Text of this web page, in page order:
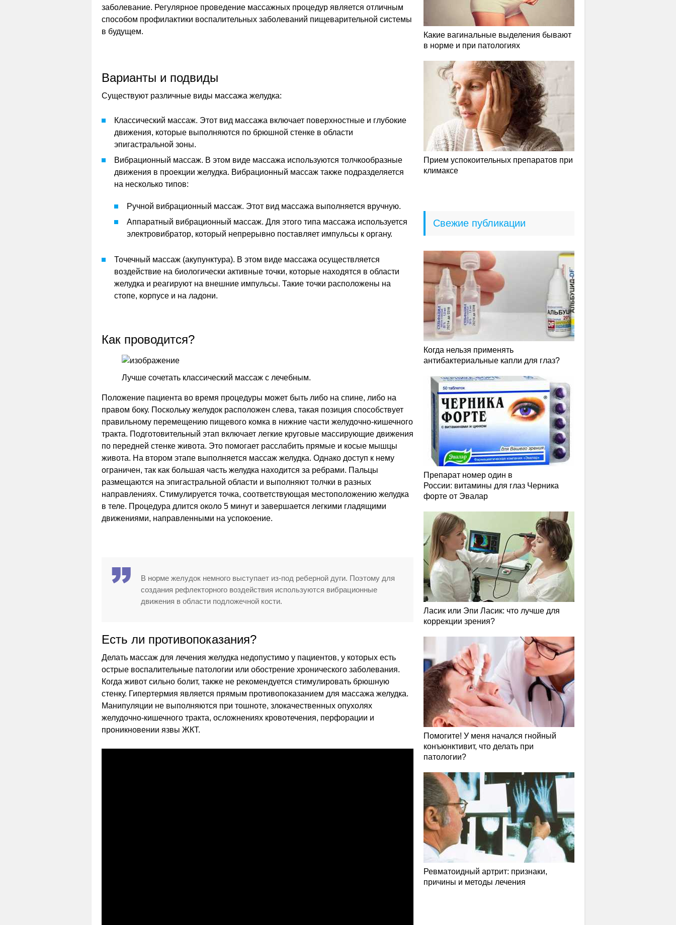
заболевание. Регулярное проведение массажных процедур является отличным
способом профилактики воспалительных заболеваний пищеварительной системы
в будущем.
Варианты и подвиды
Существуют различные виды массажа желудка:
Классический массаж. Этот вид массажа включает поверхностные и глубокие
движения, которые выполняются по брюшной стенке в области
эпигастральной зоны.
Вибрационный массаж. В этом виде массажа используются толчкообразные
движения в проекции желудка. Вибрационный массаж также подразделяется
на несколько типов:
Ручной вибрационный массаж. Этот вид массажа выполняется вручную.
Аппаратный вибрационный массаж. Для этого типа массажа используется
электровибратор, который непрерывно поставляет импульсы к органу.
Точечный массаж (акупунктура). В этом виде массажа осуществляется
воздействие на биологически активные точки, которые находятся в области
желудка и реагируют на внешние импульсы. Такие точки расположены на
стопе, корпусе и на ладони.
Как проводится?
Лучше сочетать классический массаж с лечебным.
Положение пациента во время процедуры может быть либо на спине, либо на
правом боку. Поскольку желудок расположен слева, такая позиция способствует
правильному перемещению пищевого комка в нижние части желудочно-кишечного
тракта. Подготовительный этап включает легкие круговые массирующие движения
по передней стенке живота. Это помогает расслабить прямые и косые мышцы
живота. На втором этапе выполняется массаж желудка. Однако доступ к нему
ограничен, так как большая часть желудка находится за ребрами. Пальцы
размещаются на эпигастральной области и выполняют толчки в разных
направлениях. Стимулируется точка, соответствующая местоположению желудка
в теле. Процедура длится около 5 минут и завершается легкими гладящими
движениями, направленными на успокоение.
В норме желудок немного выступает из-под реберной дуги. Поэтому для
создания рефлекторного воздействия используются вибрационные
движения в области подложечной кости.
Есть ли противопоказания?
Делать массаж для лечения желудка недопустимо у пациентов, у которых есть
острые воспалительные патологии или обострение хронического заболевания.
Когда живот сильно болит, также не рекомендуется стимулировать брюшную
стенку. Гипертермия является прямым противопоказанием для массажа желудка.
Манипуляции не выполняются при тошноте, злокачественных опухолях
желудочно-кишечного тракта, осложнениях кровотечения, перфорации и
проникновении язвы ЖКТ.
Какие вагинальные выделения бывают
в норме и при патологиях
Прием успокоительных препаратов при
климаксе
Свежие публикации
Когда нельзя применять
антибактериальные капли для глаз?
Препарат номер один в
России: витамины для глаз Черника
форте от Эвалар
Ласик или Эпи Ласик: что лучше для
коррекции зрения?
Помогите! У меня начался гнойный
конъюнктивит, что делать при
патологии?
Ревматоидный артрит: признаки,
причины и методы лечения